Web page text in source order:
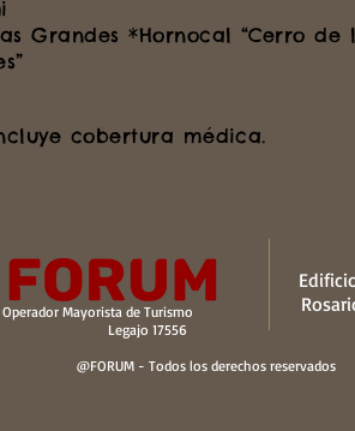
Grandes *Hornocal “Cerro de
cobertura médica.
Operador Mayorista de Turismo
Legajo 17556
@FORUM - Todos los derechos reservados